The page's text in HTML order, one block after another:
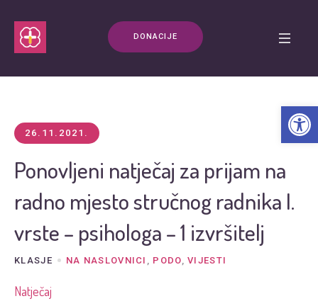
DONACIJE
26.11.2021.
Ponovljeni natječaj za prijam na
radno mjesto stručnog radnika I.
vrste – psihologa – 1 izvršitelj
KLASJE NA NASLOVNICI , PODO,VIJESTI
Natječaj